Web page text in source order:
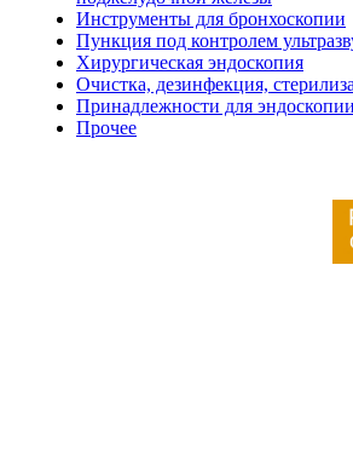
Инструменты для бронхоскопии
Пункция под контролем
Хирургическая эндоскопия
Очистка, дезинфекция,
Принадлежности для эндоскопии
Прочее